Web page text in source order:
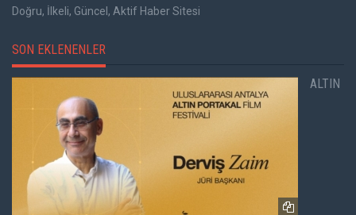
Doğru, İlkeli, Güncel, Aktif Haber Sitesi
SON EKLENENLER
ALTIN